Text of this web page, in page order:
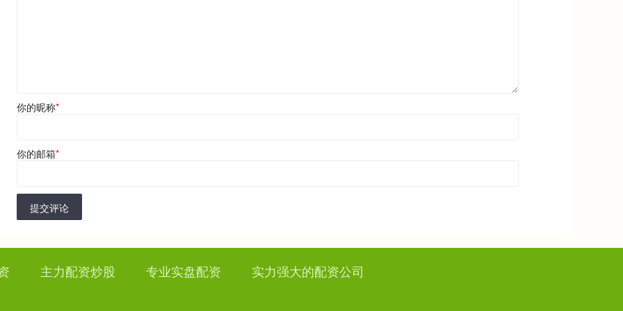
你的昵称*
你的邮箱*
提交评论
主力配资炒股 专业实盘配资 实力强大的配资公司